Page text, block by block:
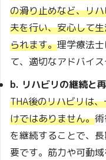
の滑り止めなど、リ
夫を行い、安心して
られます。理学療法
て、適切なアドバイ
b. リハビリの継続と
THA後のリハビリは
けではありません。
を継続することで、
要です。筋力や可動